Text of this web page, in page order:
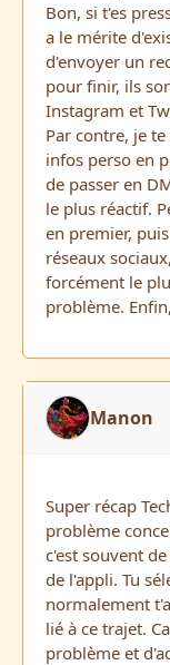
Bon, si t'es
a le mérite
d'envoyer un
pour finir, ils
Instagram et
Par contre, je
infos perso en
de passer en
le plus réactif.
en premier,
réseaux
forcément le
problème.
Manon
Super récap
problème
c'est souvent
de l'appli. Tu
normalement
lié à ce trajet.
problème et